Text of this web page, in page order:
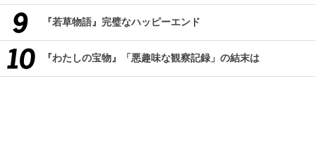
『若草物語』完璧なハッピーエンド
『わたしの宝物』「悪趣味な観察記録」の結末は